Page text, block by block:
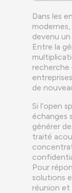
Dans les
devenu
Entre la
recherche
de
Si l’open
échanges
générer
traité
Pour
solutions
réunion et